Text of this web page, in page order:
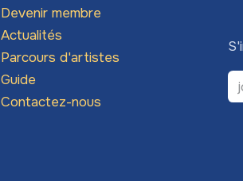
Devenir membre
Actualités
Parcours d'artistes
Guide
Contactez-nous